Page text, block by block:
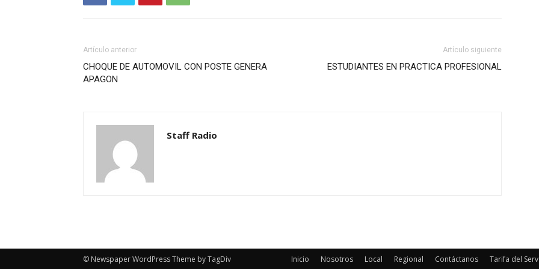
Artículo anterior
CHOQUE DE AUTOMOVIL CON POSTE GENERA
APAGON
Artículo siguiente
ESTUDIANTES EN PRACTICA PROFESIONAL
Staff Radio
Inicio Nosotros Local Regional Contáctanos Tarifa del
© Newspaper WordPress Theme by TagDiv